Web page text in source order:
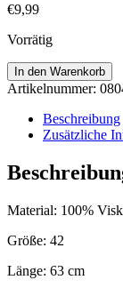
€9,99
Vorrätig
Rock
von
In den Warenkorb
Artikelnummer:
Beschreibung
Zusätzliche
Material: 100%
Größe: 42
Länge: 63 cm